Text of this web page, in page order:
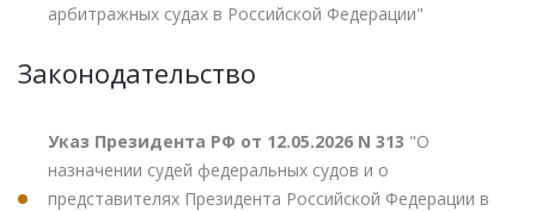
арбитражных судах в Российской Федерации"
Законодательство
Указ Президента РФ от 12.05.2026 N 313 "О
назначении судей федеральных судов и о
представителях Президента Российской Федерации в